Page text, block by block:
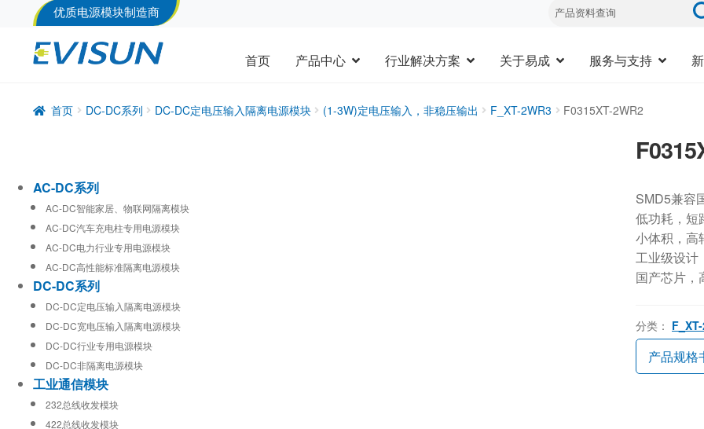
优质电源模块制造商
首页 产品中心 行业解决方案 关于易成 服务与支持
首页 DC-DC系列 DC-DC定电压输入隔离电源模块 (1-3W)定电压输入，非稳压输出 F_XT-2WR3 F0315XT-2WR2
SMD5兼容
低功耗，短
小体积，高
工业级设计
国产芯片，
分类：
产品规格
AC-DC系列
AC-DC智能家居、物联网隔离模块
AC-DC汽车充电柱专用电源模块
AC-DC电力行业专用电源模块
AC-DC高性能标准隔离电源模块
DC-DC系列
DC-DC定电压输入隔离电源模块
DC-DC宽电压输入隔离电源模块
DC-DC行业专用电源模块
DC-DC非隔离电源模块
工业通信模块
232总线收发模块
422总线收发模块